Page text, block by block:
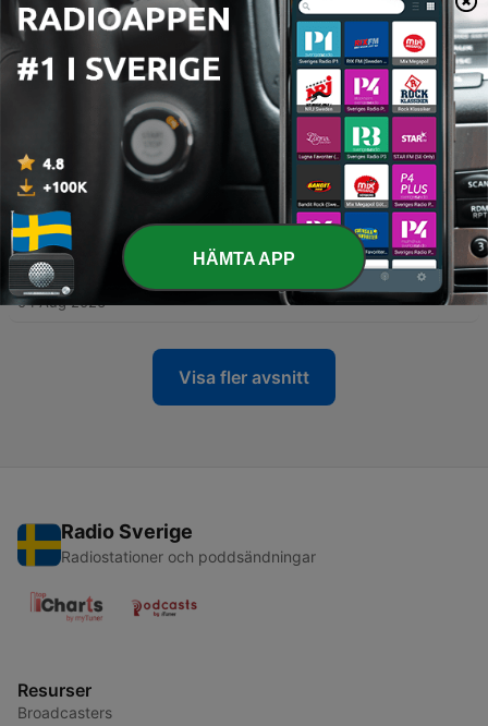
128 -
Morgongänget: Äntligen stopp för
medborgarskapen
06 Aug 2026
Morgongänget: Jomshofs storbråk med Anders
Lindberg
126 - Jean-Pierre Barda: Pride har spårat ut
04 Aug 2026
125 - Morgongänget: Magdalena Andersson lanserar
oinspirerad kampanj
04 Aug 2026
Visa fler avsnitt
Radio Sverige
Radiostationer och poddsändningar
Resurser
Broadcasters
HÄMTA APP